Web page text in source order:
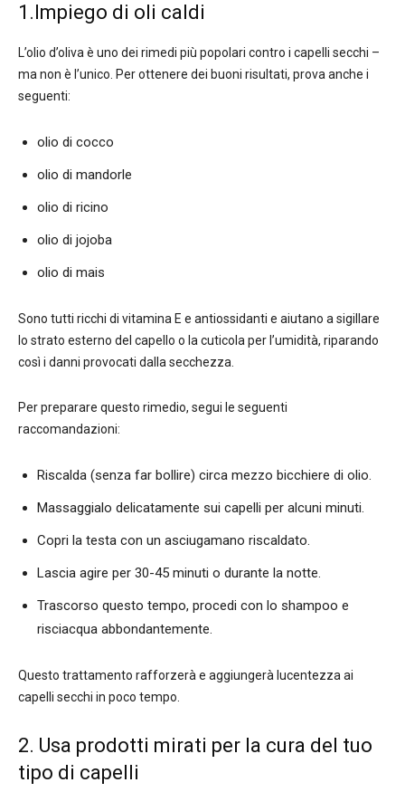
1.Impiego di oli caldi
L’olio d’oliva è uno dei rimedi più popolari contro i capelli secchi –
ma non è l’unico. Per ottenere dei buoni risultati, prova anche i
seguenti:
olio di cocco
olio di mandorle
olio di ricino
olio di jojoba
olio di mais
Sono tutti ricchi di vitamina E e antiossidanti e aiutano a sigillare
lo strato esterno del capello o la cuticola per l’umidità, riparando
così i danni provocati dalla secchezza.
Per preparare questo rimedio, segui le seguenti
raccomandazioni:
Riscalda (senza far bollire) circa mezzo bicchiere di olio.
Massaggialo delicatamente sui capelli per alcuni minuti.
Copri la testa con un asciugamano riscaldato.
Lascia agire per 30-45 minuti o durante la notte.
Trascorso questo tempo, procedi con lo shampoo e
risciacqua abbondantemente.
Questo trattamento rafforzerà e aggiungerà lucentezza ai
capelli secchi in poco tempo.
2. Usa prodotti mirati per la cura del tuo
tipo di capelli